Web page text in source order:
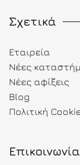
Σχετικά
Εταιρεία
Νέες
Νέες αφίξεις
Blog
Πολιτική
Επικοινωνία